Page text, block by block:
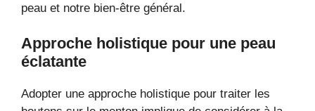
peau et notre bien-être général.
Approche holistique pour une peau
éclatante
Adopter une approche holistique pour traiter les